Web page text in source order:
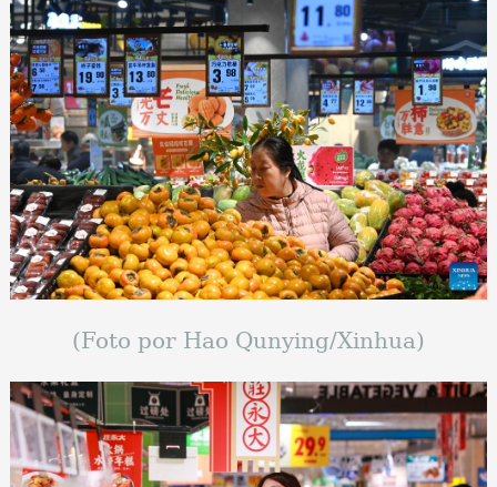
(Foto por Hao Qunying/Xinhua)